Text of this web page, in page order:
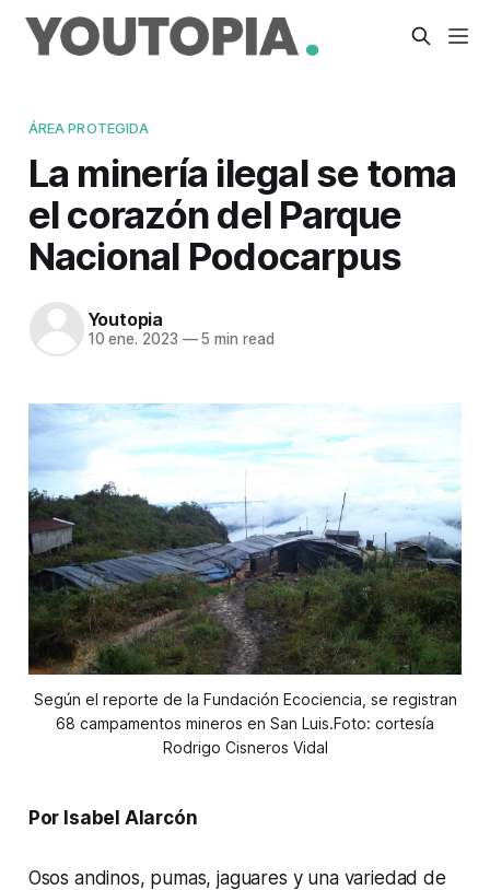
ÁREA PROTEGIDA
La minería ilegal se toma
el corazón del Parque
Nacional Podocarpus
Youtopia
10 ene. 2023 —5 min read
Según el reporte de la Fundación Ecociencia, se registran
68 campamentos mineros en San Luis.Foto: cortesía
Rodrigo Cisneros Vidal
Por Isabel Alarcón
Osos andinos, pumas, jaguares y una variedad de